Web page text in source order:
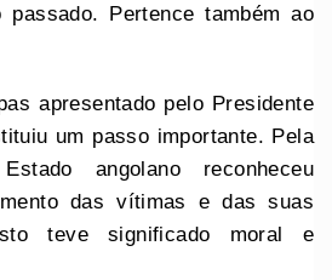
passado. Pertence também ao
apresentado pelo Presidente
um passo importante. Pela
angolano reconheceu
das vítimas e das suas
teve significado moral e